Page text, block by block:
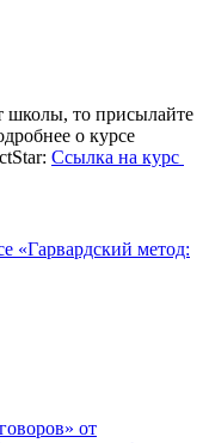
школы, то присылайте
о курсе
Ссылка на курс
«Гарвардский метод:
от